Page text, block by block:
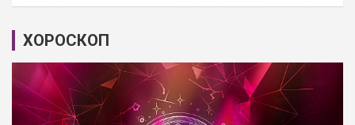
ХОРОСКОП